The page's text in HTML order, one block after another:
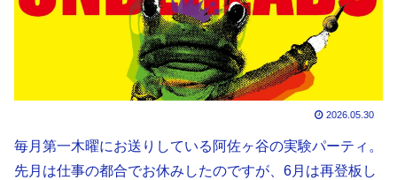
2026.05.30
毎月第一木曜にお送りしている阿佐ヶ谷の実験パーティ。
先月は仕事の都合でお休みしたのですが、6月は再登板し